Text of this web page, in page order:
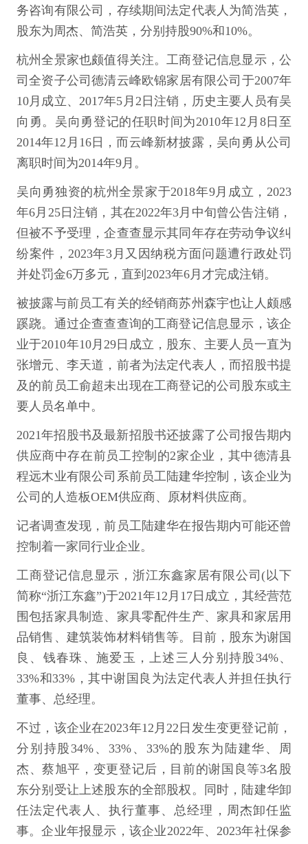
务咨询有限公司，存续期间法定代表人为简浩英，
股东为周杰、简浩英，分别持股90%和10%。
杭州全景家也颇值得关注。工商登记信息显示，公
司全资子公司德清云峰欧锦家居有限公司于2007年
10月成立、2017年5月2日注销，历史主要人员有吴
向勇。吴向勇登记的任职时间为2010年12月8日至
2014年12月16日，而云峰新材披露，吴向勇从公司
离职时间为2014年9月。
吴向勇独资的杭州全景家于2018年9月成立，2023
年6月25日注销，其在2022年3月中旬曾公告注销，
但被不予受理，企查查显示其同年存在劳动争议纠
纷案件，2023年3月又因纳税方面问题遭行政处罚
并处罚金6万多元，直到2023年6月才完成注销。
被披露与前员工有关的经销商苏州森宇也让人颇感
蹊跷。通过企查查查询的工商登记信息显示，该企
业于2010年10月29日成立，股东、主要人员一直为
张增元、李天道，前者为法定代表人，而招股书提
及的前员工俞超未出现在工商登记的公司股东或主
要人员名单中。
2021年招股书及最新招股书还披露了公司报告期内
供应商中存在前员工控制的2家企业，其中德清县
程远木业有限公司系前员工陆建华控制，该企业为
公司的人造板OEM供应商、原材料供应商。
记者调查发现，前员工陆建华在报告期内可能还曾
控制着一家同行业企业。
工商登记信息显示，浙江东鑫家居有限公司(以下
简称“浙江东鑫”)于2021年12月17日成立，其经营范
围包括家具制造、家具零配件生产、家具和家居用
品销售、建筑装饰材料销售等。目前，股东为谢国
良、钱春珠、施爱玉，上述三人分别持股34%、
33%和33%，其中谢国良为法定代表人并担任执行
董事、总经理。
不过，该企业在2023年12月22日发生变更登记前，
分别持股34%、33%、33%的股东为陆建华、周
杰、蔡旭平，变更登记后，目前的谢国良等3名股
东分别受让上述股东的全部股权。同时，陆建华卸
任法定代表人、执行董事、总经理，周杰卸任监
事。企业年报显示，该企业2022年、2023年社保参